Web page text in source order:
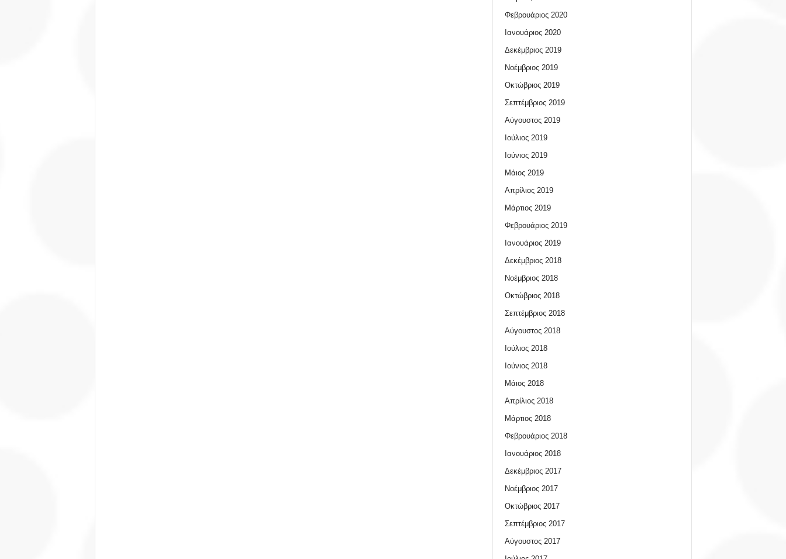
Φεβρουάριος 2020
Ιανουάριος 2020
Δεκέμβριος 2019
Νοέμβριος 2019
Οκτώβριος 2019
Σεπτέμβριος 2019
Αύγουστος 2019
Ιούλιος 2019
Ιούνιος 2019
Μάιος 2019
Απρίλιος 2019
Μάρτιος 2019
Φεβρουάριος 2019
Ιανουάριος 2019
Δεκέμβριος 2018
Νοέμβριος 2018
Οκτώβριος 2018
Σεπτέμβριος 2018
Αύγουστος 2018
Ιούλιος 2018
Ιούνιος 2018
Μάιος 2018
Απρίλιος 2018
Μάρτιος 2018
Φεβρουάριος 2018
Ιανουάριος 2018
Δεκέμβριος 2017
Νοέμβριος 2017
Οκτώβριος 2017
Σεπτέμβριος 2017
Αύγουστος 2017